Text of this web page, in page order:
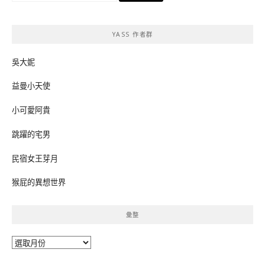
YASS 作者群
吳大妮
益曼小天使
小可愛阿貴
跳躍的宅男
民宿女王芽月
猴屁的異想世界
彙整
彙